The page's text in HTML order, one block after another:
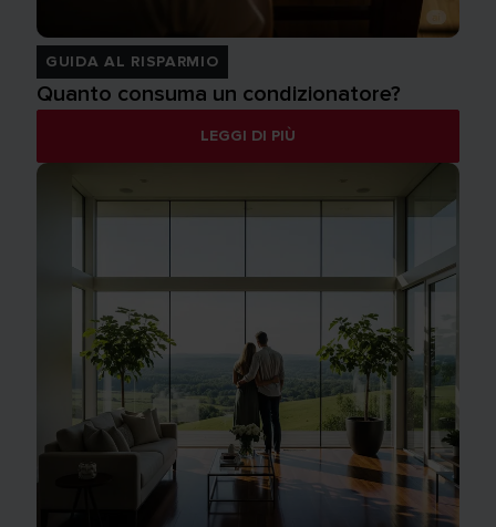
GUIDA AL RISPARMIO
Quanto consuma un condizionatore?
LEGGI DI PIÙ